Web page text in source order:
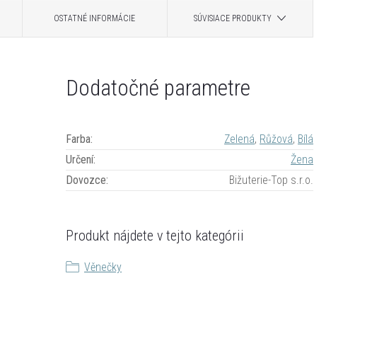
OSTATNÉ INFORMÁCIE SÚVISIACE PRODUKTY
Dodatočné parametre
Farba: Zelená, Růžová, Bílá
Určení:
Žena
Dovozce: Bižuterie-Top s.r.o.
Produkt nájdete v tejto kategórii
Věnečky